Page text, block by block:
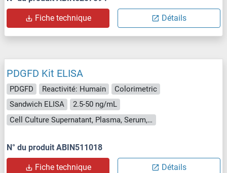
Fiche technique Détails
PDGFD Kit ELISA
PDGFD Reactivité: Humain
Colorimetric
Sandwich ELISA
2.5-50 ng/mL
Cell Culture Supernatant, Plasma, Serum, Tissue Homogenate
N° du produit ABIN511018
Fiche technique Détails